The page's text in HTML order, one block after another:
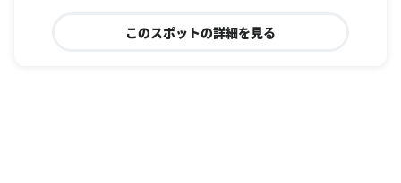
このスポットの詳細を見る